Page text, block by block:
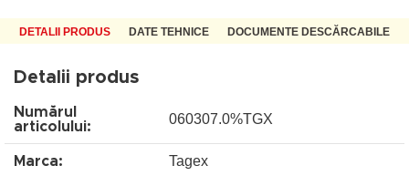
DETALII PRODUS DATE TEHNICE DOCUMENTE DESCĂRCABILE
Detalii produs
Numărul
articolului:
060307.0%TGX
Marca: Tagex